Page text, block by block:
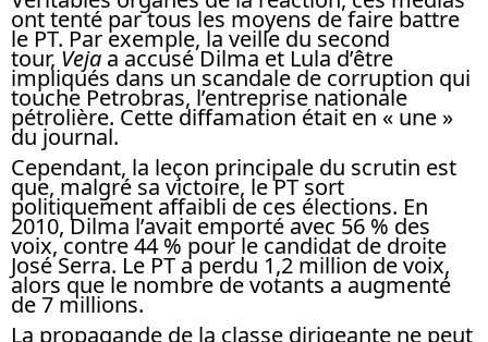
ont tenté par tous les moyens de faire battre
le PT. Par exemple, la veille du second
tour, Veja a accusé Dilma et Lula d’être
impliqués dans un scandale de corruption qui
touche Petrobras, l’entreprise nationale
pétrolière. Cette diffamation était en « une »
du journal.
Cependant, la leçon principale du scrutin est
que, malgré sa victoire, le PT sort
politiquement affaibli de ces élections. En
2010, Dilma l’avait emporté avec 56 % des
voix, contre 44 % pour le candidat de droite
José Serra. Le PT a perdu 1,2 million de voix,
alors que le nombre de votants a augmenté
de 7 millions.
La propagande de la classe dirigeante ne peut